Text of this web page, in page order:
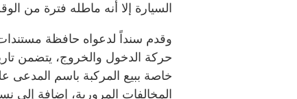
السيارة إلا أنه ماطله فترة من
وقدم سنداً لدعواه حافظة
حركة الدخول والخروج، يتضمن
خاصة ببيع المركبة باسم المدعى
المخالفات المرورية، إضافة إلى